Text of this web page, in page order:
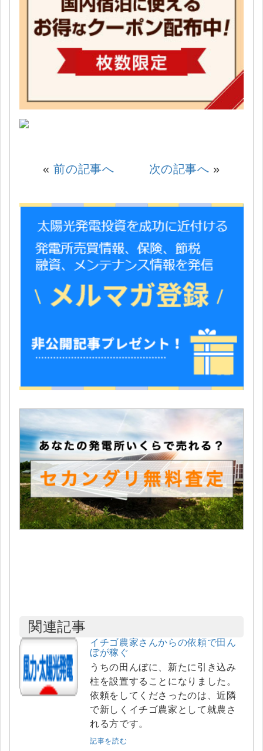
«前の記事へ 次の記事へ »
関連記事
イチゴ農家さんからの依頼で田ん
ぼが稼ぐ
うちの田んぼに、新たに引き込み
柱を設置することになりました。
依頼をしてくださったのは、近隣
で新しくイチゴ農家として就農さ
れる方です。
記事を読む